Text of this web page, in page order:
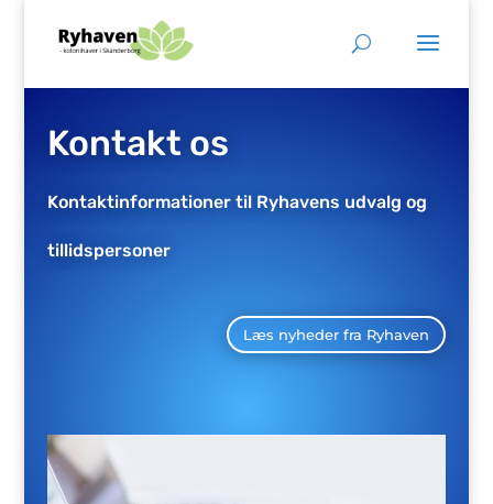
Kontakt os
Kontaktinformationer til Ryhavens udvalg og
tillidspersoner
Læs nyheder fra Ryhaven